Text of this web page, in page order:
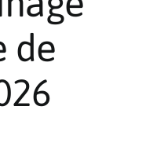
de